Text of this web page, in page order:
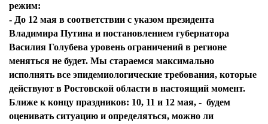
режим:
- До 12 мая в соответствии с указом президента
Владимира Путина и постановлением губернатора
Василия Голубева уровень ограничений в регионе
меняться не будет. Мы стараемся максимально
исполнять все эпидемиологические требования, которые
действуют в Ростовской области в настоящий момент.
Ближе к концу праздников: 10, 11 и 12 мая, - будем
оценивать ситуацию и определяться, можно ли